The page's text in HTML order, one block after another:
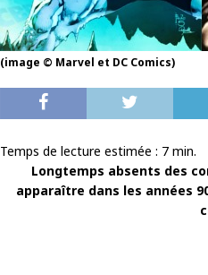
(image © Marvel et DC Comics)
Temps de lecture estimée : 7 min.
Longtemps absents des
apparaître dans les années